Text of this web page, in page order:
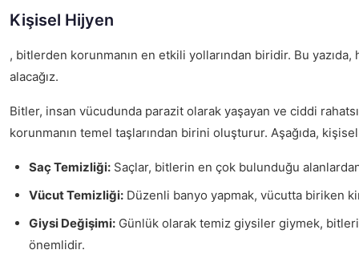
Kişisel Hijyen
, bitlerden korunmanın en etkili yollarından biridir. Bu
alacağız.
Bitler, insan vücudunda parazit olarak yaşayan ve ciddi
korunmanın temel taşlarından birini oluşturur. Aşağıda,
Saç Temizliği: Saçlar, bitlerin en çok bulunduğu
Vücut Temizliği: Düzenli banyo yapmak, vücutta biriken
Giysi Değişimi: Günlük olarak temiz giysiler giymek,
önemlidir.